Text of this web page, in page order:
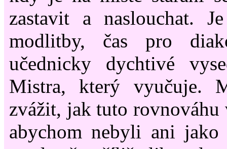
zastavit a naslouchat.
modlitby, čas pro
učednicky dychtivé
Mistra, který vyučuje.
zvážit, jak tuto
abychom nebyli ani